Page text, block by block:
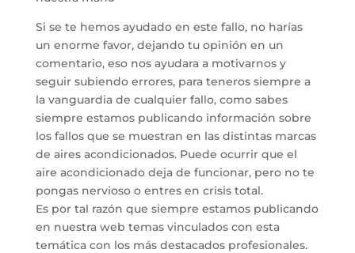
Si se te hemos ayudado en este fallo, no harías
un enorme favor, dejando tu opinión en un
comentario, eso nos ayudara a motivarnos y
seguir subiendo errores, para teneros siempre a
la vanguardia de cualquier fallo, como sabes
siempre estamos publicando información sobre
los fallos que se muestran en las distintas marcas
de aires acondicionados. Puede ocurrir que el
aire acondicionado deja de funcionar, pero no te
pongas nervioso o entres en crisis total.
Es por tal razón que siempre estamos publicando
en nuestra web temas vinculados con esta
temática con los más destacados profesionales.